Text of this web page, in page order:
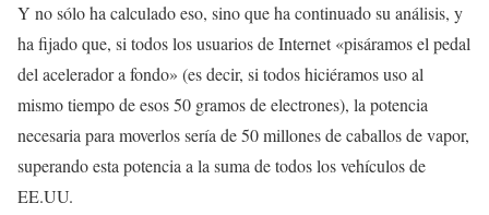
Y no sólo ha calculado eso, sino que ha continuado su análisis, y
ha fijado que, si todos los usuarios de Internet «pisáramos el pedal
del acelerador a fondo» (es decir, si todos hiciéramos uso al
mismo tiempo de esos 50 gramos de electrones), la potencia
necesaria para moverlos sería de 50 millones de caballos de vapor,
superando esta potencia a la suma de todos los vehículos de
EE.UU.